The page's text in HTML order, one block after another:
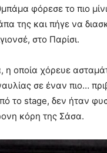
φόρεσε το πιο
της και πήγε να
στο Παρίσι.
οποία χόρευε
σε έναν πιο…
το stage, δεν ήταν
κόρη της Σάσα.